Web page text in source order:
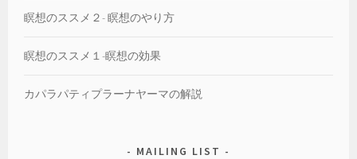
瞑想のススメ２- 瞑想のやり方
瞑想のススメ１-瞑想の効果
カパラパティプラーナヤーマの解説
MAILING LIST